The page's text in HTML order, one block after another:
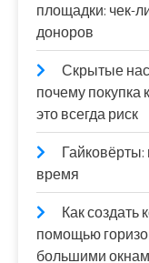
площадки: чек-
доноров
Скрытые
почему
это всегда риск
время
Как
помощью
большими